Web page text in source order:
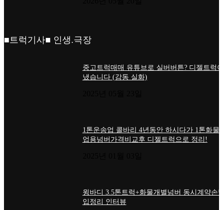
■트럭기사■ 인생.극장
중고트럭매매 유튜브로 실버버튼? 디젤트럭
냈습니다 (감동 실화)
1톤운송업 콜바리 4년동안 하시다가 1톤화물
업용넘버가격비교후 디젤트럭으로 정리!
윙바디 3.5톤트럭+화물개별넘버 동시계약손
입정리 인터뷰